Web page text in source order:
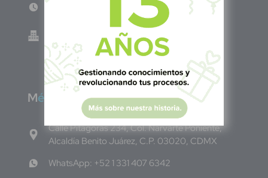
Lun - Vie 8:00am - 5:00pm
Green Know S.A de C.V - El Salvador 0614-
220118-102-0
México
Calle Pitágoras 234, Col. Narvarte Poniente,
Alcaldía Benito Juárez, C.P. 03020, CDMX
WhatsApp: +52 1 331 407 6342